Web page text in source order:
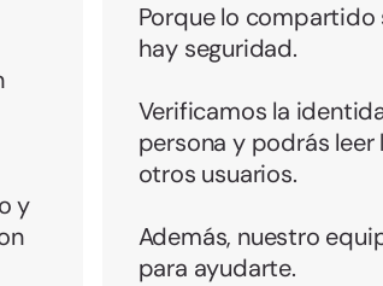
y
Porque lo compartido
hay seguridad.
Verificamos la
persona y podrás leer
otros usuarios.
Además, nuestro
para ayudarte.